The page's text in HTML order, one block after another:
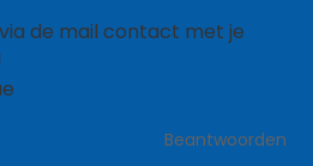
de mail contact met je
Beantwoorden